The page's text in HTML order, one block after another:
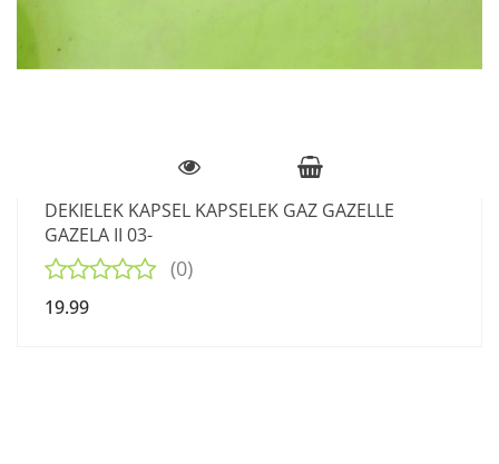
DEKIELEK KAPSEL KAPSELEK GAZ GAZELLE
GAZELA II 03-
(0)
19.99